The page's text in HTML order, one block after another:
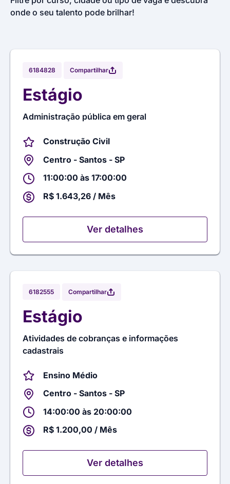
onde o seu talento pode brilhar!
6184828 Compartilhar
Estágio
Administração pública em geral
Construção Civil
Centro - Santos - SP
11:00:00 às 17:00:00
R$ 1.643,26 / Mês
Ver detalhes
6182555 Compartilhar
Estágio
Atividades de cobranças e informações
cadastrais
Ensino Médio
Centro - Santos - SP
14:00:00 às 20:00:00
R$ 1.200,00 / Mês
Ver detalhes